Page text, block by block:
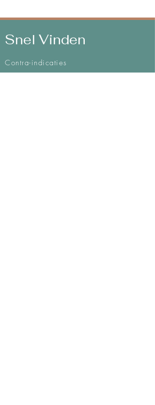
Snel Vinden
Contra-indicaties